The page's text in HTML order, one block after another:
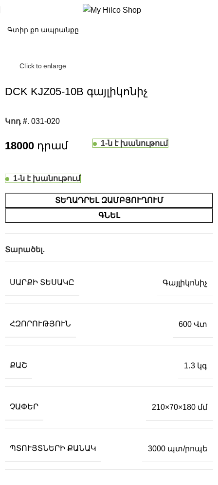
Click to enlarge
DCK KJZ05-10B գայլիկոնիչ
Կոդ #. 031-020
18000 1-ն է խանութում
1-ն է խանութում
ՏԵՂԱԴՐԵԼ ԶԱՄԲՅՈՒՂՈՒՄ
ԳՆԵԼ
Տարածել․
ՍԱՐՔԻ ՏԵՍԱԿԸ Գայլիկոնիչ
ՀԶՈՐՈՒԹՅՈՒՆ 600 Վտ
ՔԱՇ 1․3 կգ
ՉԱՓԵՐ 210×70×180 մմ
ՊՏՈՒՅՏՆԵՐԻ ՔԱՆԱԿ 3000 պտ/րոպե